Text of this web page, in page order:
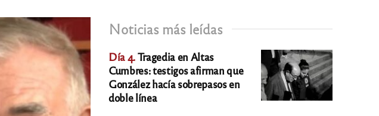
Noticias más leídas
Día 4.Tragedia en Altas
Cumbres: testigos afirman que
González hacía sobrepasos en
doble línea